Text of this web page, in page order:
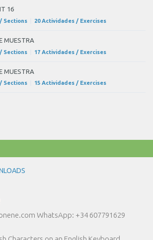
16
Sections 20 Actividades / Exercises
MUESTRA
Sections 17 Actividades / Exercises
MUESTRA
Sections 15 Actividades / Exercises
WhatsApp: +34 607791629